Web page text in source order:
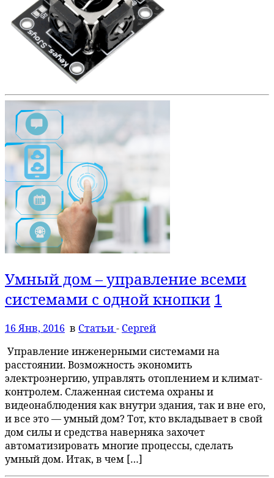
Умный дом – управление всеми
системами с одной кнопки 1
16 Янв, 2016 в Статьи- Сергей
Управление инженерными системами на
расстоянии. Возможность экономить
электроэнергию, управлять отоплением и климат-
контролем. Слаженная система охраны и
видеонаблюдения как внутри здания, так и вне его,
и все это — умный дом? Тот, кто вкладывает в свой
дом силы и средства наверняка захочет
автоматизировать многие процессы, сделать
умный дом. Итак, в чем […]